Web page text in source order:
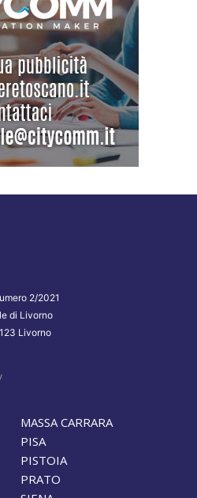
2/2021
di Livorno
Livorno
MASSA CARRARA
PISA
PISTOIA
PRATO